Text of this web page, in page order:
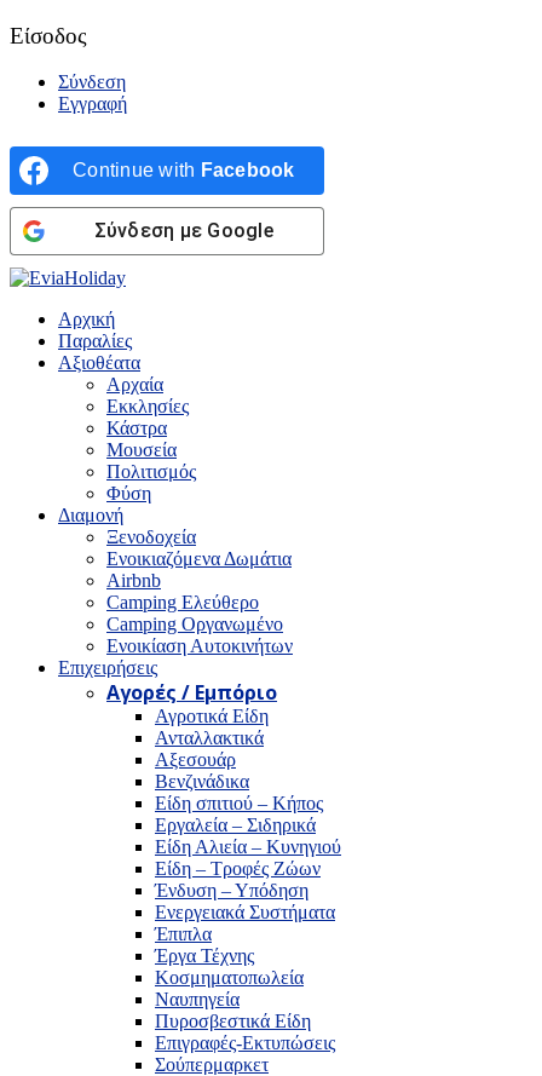
Είσοδος
Σύνδεση
Εγγραφή
Continue with Facebook
Σύνδεση με Google
Αρχική
Παραλίες
Αξιοθέατα
Αρχαία
Εκκλησίες
Κάστρα
Μουσεία
Πολιτισμός
Φύση
Διαμονή
Ξενοδοχεία
Ενοικιαζόμενα Δωμάτια
Airbnb
Camping Ελεύθερο
Camping Οργανωμένο
Ενοικίαση Αυτοκινήτων
Επιχειρήσεις
Αγορές / Εμπόριο
Αγροτικά Είδη
Ανταλλακτικά
Αξεσουάρ
Βενζινάδικα
Είδη σπιτιού – Κήπος
Εργαλεία – Σιδηρικά
Είδη Αλιεία – Κυνηγιού
Είδη – Τροφές Ζώων
Ένδυση – Υπόδηση
Ενεργειακά Συστήματα
Έπιπλα
Έργα Τέχνης
Κοσμηματοπωλεία
Ναυπηγεία
Πυροσβεστικά Είδη
Επιγραφές-Εκτυπώσεις
Σούπερμαρκετ